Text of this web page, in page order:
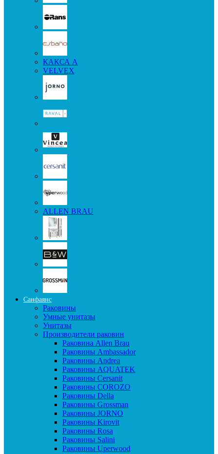
КАКСА А
VELVEX
ALLEN BRAU
Санфаянс
Раковины
Умные унитазы
Унитазы
Производители раковин
Раковина Allen Brau
Раковины Ambassador
Раковины Andrea
Раковины AQUATEK
Раковины Cersanit
Раковины COROZO
Раковины Della
Раковины Grossman
Раковины JORNO
Раковины Kirovit
Раковины Rosa
Раковины Salini
Раковины Uperwood